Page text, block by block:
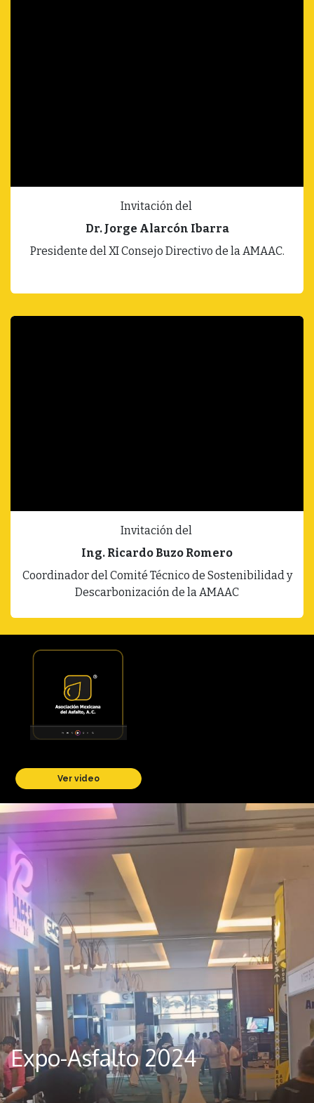
Invitación del
Dr. Jorge Alarcón Ibarra
Presidente del XIConsejo Directivo de la AMAAC.
Invitación del
Ing. Ricardo Buzo Romero
Coordinador del Comité Técnico de Sostenibilidad y
Descarbonización de la AMAAC
Ver video
Expo-Asfalto 2024